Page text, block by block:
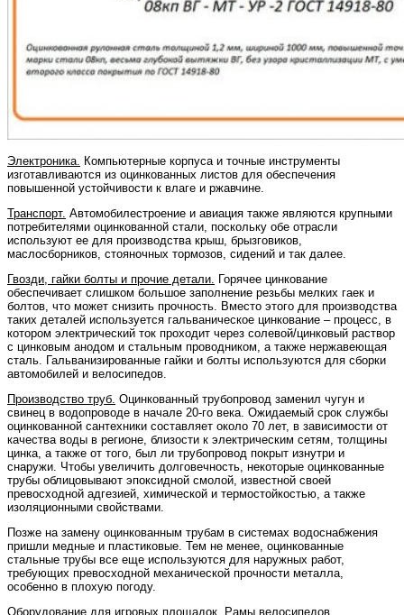
Электроника. Компьютерные корпуса и точные инструменты
изготавливаются из оцинкованных листов для обеспечения
повышенной устойчивости к влаге и ржавчине.
Транспорт. Автомобилестроение и авиация также являются крупными
потребителями оцинкованной стали, поскольку обе отрасли
используют ее для производства крыш, брызговиков,
маслосборников, стояночных тормозов, сидений и так далее.
Гвозди, гайки болты и прочие детали. Горячее цинкование
обеспечивает слишком большое заполнение резьбы мелких гаек и
болтов, что может снизить прочность. Вместо этого для производства
таких деталей используется гальваническое цинкование – процесс, в
котором электрический ток проходит через солевой/цинковый раствор
с цинковым анодом и стальным проводником, а также нержавеющая
сталь. Гальванизированные гайки и болты используются для сборки
автомобилей и велосипедов.
Производство труб. Оцинкованный трубопровод заменил чугун и
свинец в водопроводе в начале 20-го века. Ожидаемый срок службы
оцинкованной сантехники составляет около 70 лет, в зависимости от
качества воды в регионе, близости к электрическим сетям, толщины
цинка, а также от того, был ли трубопровод покрыт изнутри и
снаружи. Чтобы увеличить долговечность, некоторые оцинкованные
трубы облицовывают эпоксидной смолой, известной своей
превосходной адгезией, химической и термостойкостью, а также
изоляционными свойствами.
Позже на замену оцинкованным трубам в системах водоснабжения
пришли медные и пластиковые. Тем не менее, оцинкованные
стальные трубы все еще используются для наружных работ,
требующих превосходной механической прочности металла,
особенно в плохую погоду.
Оборудование для игровых площадок. Рамы велосипедов,